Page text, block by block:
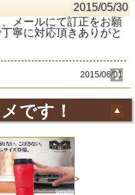
2015/05/30
メールにて訂正をお願
寧に対応頂きありがと
2015/06/01
です！